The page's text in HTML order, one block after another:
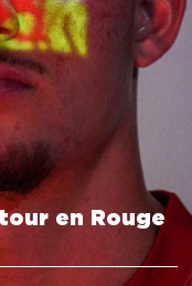
en Rouge